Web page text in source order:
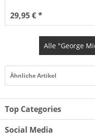
29,95 € *
Alle "George
Ähnliche Artikel
Top Categories
Social Media